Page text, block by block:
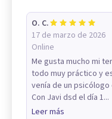
O. C.
17 de marzo de 2026
Online
Me gusta mucho mi
todo muy práctico y
venía de un psicólogo
Con Javi dsd el día 1...
Leer más